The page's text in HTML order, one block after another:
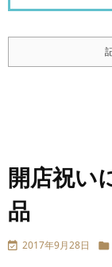
開店祝い
品
 2017年9月28日 